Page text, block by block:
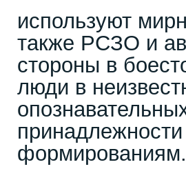
используют
также РСЗО и
стороны в
люди в
формированиям.